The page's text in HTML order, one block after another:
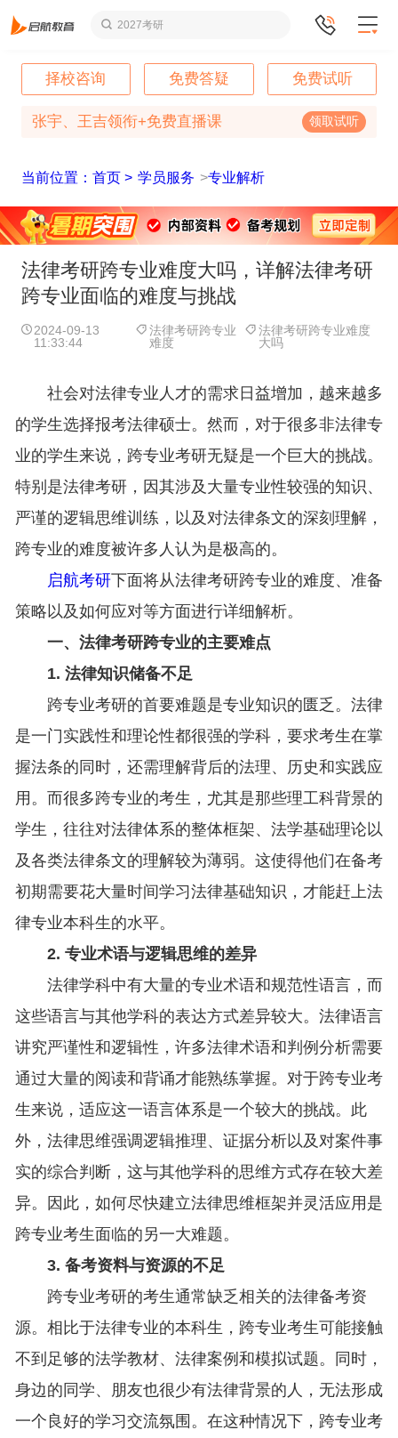
2027考研
择校咨询 免费答疑 免费试听
张宇、王吉领衔+免费直播课 领取试听
当前位置：首页 > 学员服务 >专业解析
法律考研跨专业难度大吗，详解法律考研
跨专业面临的难度与挑战
2024-09-13
11:33:44
法律考研跨专业
难度
法律考研跨专业难度
大吗
社会对法律专业人才的需求日益增加，越来越多
的学生选择报考法律硕士。然而，对于很多非法律专
业的学生来说，跨专业考研无疑是一个巨大的挑战。
特别是法律考研，因其涉及大量专业性较强的知识、
严谨的逻辑思维训练，以及对法律条文的深刻理解，
跨专业的难度被许多人认为是极高的。
启航考研下面将从法律考研跨专业的难度、准备
策略以及如何应对等方面进行详细解析。
一、法律考研跨专业的主要难点
1. 法律知识储备不足
跨专业考研的首要难题是专业知识的匮乏。法律
是一门实践性和理论性都很强的学科，要求考生在掌
握法条的同时，还需理解背后的法理、历史和实践应
用。而很多跨专业的考生，尤其是那些理工科背景的
学生，往往对法律体系的整体框架、法学基础理论以
及各类法律条文的理解较为薄弱。这使得他们在备考
初期需要花大量时间学习法律基础知识，才能赶上法
律专业本科生的水平。
2. 专业术语与逻辑思维的差异
法律学科中有大量的专业术语和规范性语言，而
这些语言与其他学科的表达方式差异较大。法律语言
讲究严谨性和逻辑性，许多法律术语和判例分析需要
通过大量的阅读和背诵才能熟练掌握。对于跨专业考
生来说，适应这一语言体系是一个较大的挑战。此
外，法律思维强调逻辑推理、证据分析以及对案件事
实的综合判断，这与其他学科的思维方式存在较大差
异。因此，如何尽快建立法律思维框架并灵活应用是
跨专业考生面临的另一大难题。
3. 备考资料与资源的不足
跨专业考研的考生通常缺乏相关的法律备考资
源。相比于法律专业的本科生，跨专业考生可能接触
不到足够的法学教材、法律案例和模拟试题。同时，
身边的同学、朋友也很少有法律背景的人，无法形成
一个良好的学习交流氛围。在这种情况下，跨专业考